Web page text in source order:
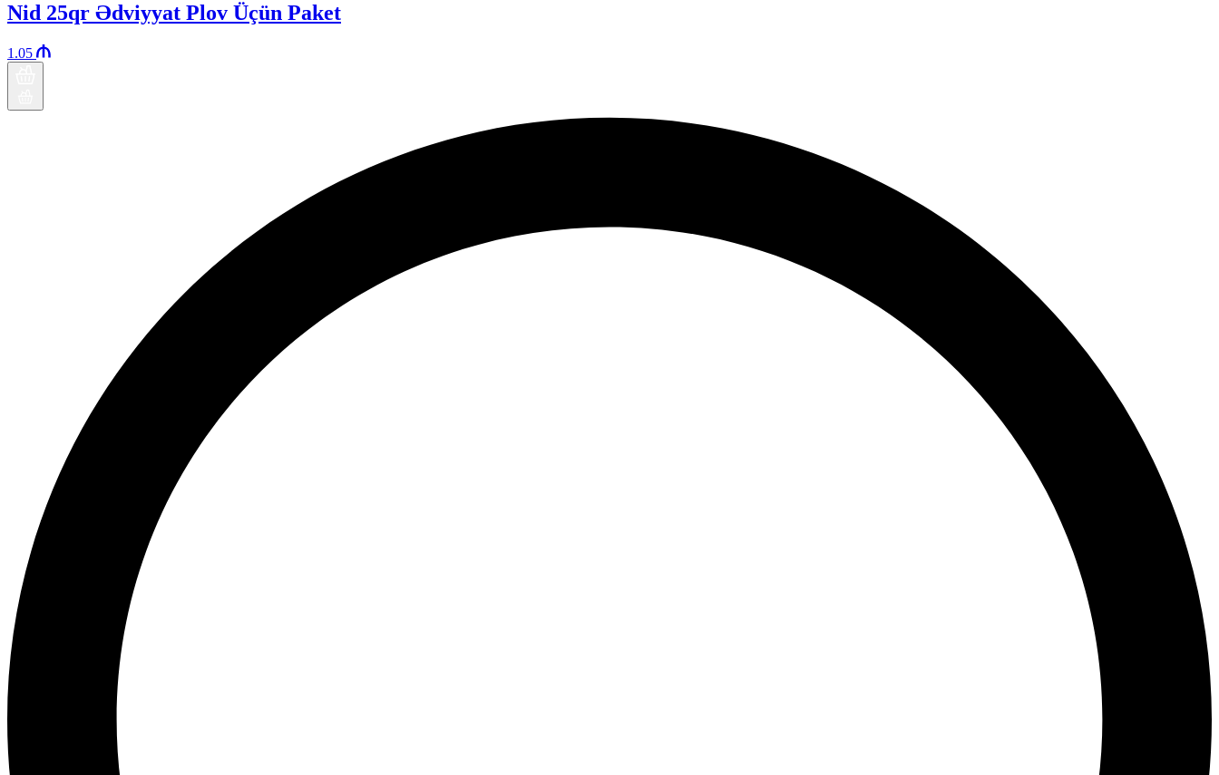
Nid 25qr Ədviyyat Plov Üçün Paket
1.05